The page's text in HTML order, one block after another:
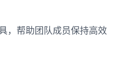
，帮助团队成员保持高效